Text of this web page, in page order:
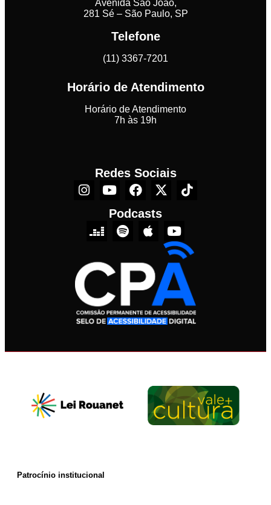
Avenida São João,
281 Sé – São Paulo, SP
Telefone
(11) 3367-7201
Horário de Atendimento
Horário de Atendimento
7h às 19h
Redes Sociais
Podcasts
Patrocínio institucional